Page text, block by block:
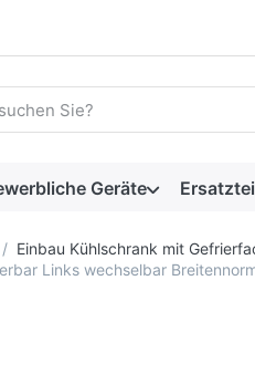
Suchbegriff ein. Während
Geräte
Einbau Kühlschrank mit
Links wechselbar